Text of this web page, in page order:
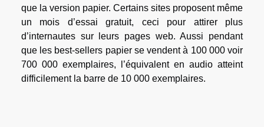
que la version papier. Certains sites proposent même
un mois d’essai gratuit, ceci pour attirer plus
d’internautes sur leurs pages web. Aussi pendant
que les best-sellers papier se vendent à 100 000 voir
700 000 exemplaires, l’équivalent en audio atteint
difficilement la barre de 10 000 exemplaires.